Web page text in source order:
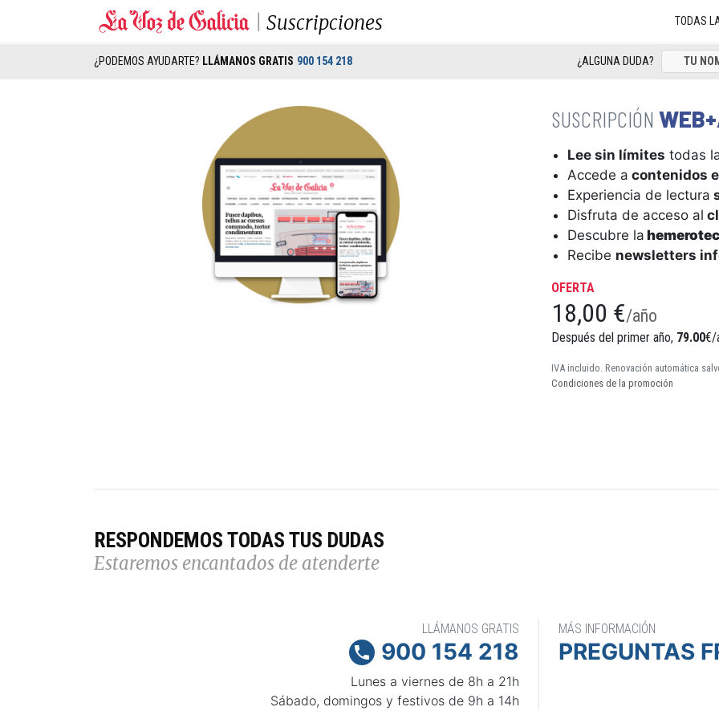
Suscripciones TODAS
¿PODEMOS AYUDARTE? LLÁMANOS GRATIS 900 154 218 ¿ALGUNA DUDA?
Lee sin límites todas
Accede a contenidos
Experiencia de lectura
Disfruta de acceso al
Descubre la
Recibe newsletters
OFERTA
18,00 €/año
Después del primer año, 79.00€/
IVA incluido. Renovación automática
Condiciones de la promoción
RESPONDEMOS TODAS TUS DUDAS
Estaremos encantados de atenderte
LLÁMANOS GRATIS
 900 154 218
Lunes a viernes de 8h a 21h
Sábado, domingos y festivos de 9h a 14h
MÁS INFORMACIÓN
PREGUNTAS